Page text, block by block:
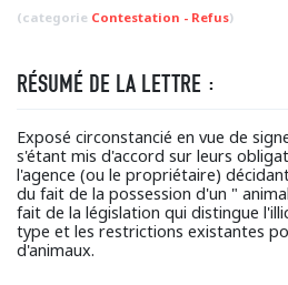
(categorie Contestation - Refus)
RÉSUMÉ DE LA LETTRE :
Exposé circonstancié en vue de
s'étant mis d'accord sur leurs
l'agence (ou le propriétaire)
du fait de la possession d'un "
fait de la législation qui distingue
type et les restrictions existantes
d'animaux.